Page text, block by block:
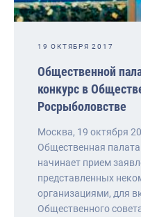
19 ОКТЯБРЯ 2017
Общественной
конкурс в
Росрыболовстве
Москва, 19 октября
Общественная
начинает прием
представленных
организациями, для
Общественного